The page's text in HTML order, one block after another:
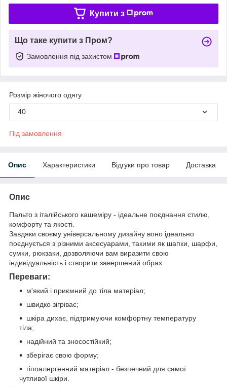
Купити з
Що таке купити з Пром?
Замовлення під захистом
Розмір жіночого одягу
40
Під замовлення
Опис Характеристики Відгуки про товар Доставка
Опис
Пальто з італійського кашеміру - ідеальне поєднання стилю,
комфорту та якості.
Завдяки своєму універсальному дизайну воно ідеально
поєднується з різними аксесуарами, такими як шапки, шарфи,
сумки, рюкзаки, дозволяючи вам виразити свою
індивідуальність і створити завершений образ.
Переваги:
м'який і приємний до тіла матеріал;
швидко зігріває;
шкіра дихає, підтримуючи комфортну температуру
тіла;
надійний та зносостійкий;
зберігає свою форму;
гіпоалергенний матеріал - безпечний для самої
чутливої шкіри.